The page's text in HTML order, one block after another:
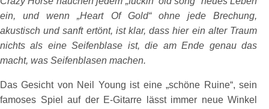
ein, und wenn „Heart Of Gold“ ohne jede Brechung,
akustisch und sanft ertönt, ist klar, dass hier ein alter Traum
nichts als eine Seifenblase ist, die am Ende genau das
macht, was Seifenblasen machen.
Das Gesicht von Neil Young ist eine „schöne Ruine“, sein
famoses Spiel auf der E-Gitarre lässt immer neue Winkel